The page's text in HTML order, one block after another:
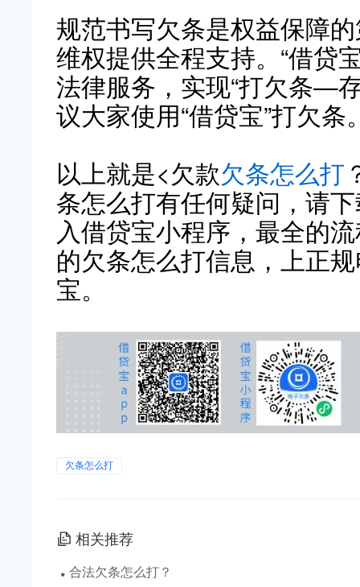
规范书写欠条是权益保障
维权提供全程支持。“借贷
法律服务，实现“打欠条—
议大家使用“借贷宝”打欠条
以上就是<欠款欠条怎么打
条怎么打有任何疑问，请
入借贷宝小程序，最全的
的欠条怎么打信息，上正
宝。
欠条怎么打
相关推荐
· 合法欠条怎么打？